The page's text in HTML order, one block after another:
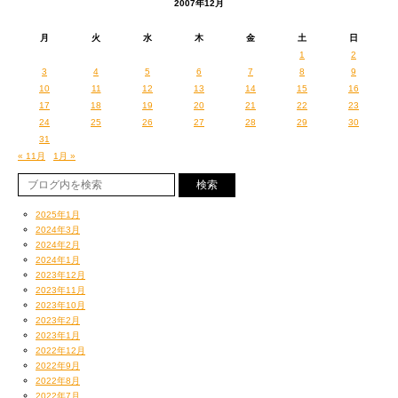
2007年12月
月 火 水 木 金 土
日
1
2
3
4 5 6 7 8
9
10
11 12 13 14 15
16
17
18 19 20 21 22
23
24
25 26 27 28 29
30
31
« 11月
1月 »
2025年1月
2024年3月
2024年2月
2024年1月
2023年12月
2023年11月
2023年10月
2023年2月
2023年1月
2022年12月
2022年9月
2022年8月
2022年7月